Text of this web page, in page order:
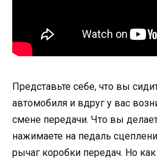
Представьте себе, что вы
автомобиля и вдруг у вас
смене передачи. Что вы
нажимаете на педаль
рычаг коробки передач. Но как